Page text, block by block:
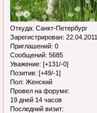
Откуда: Санкт-Петербург
Зарегистрирован: 22.04.2011
Приглашений: 0
Сообщений: 5685
Уважение: [+131/-0]
Позитив: [+49/-1]
Пол: Женский
Провел на форуме:
19 дней 14 часов
Последний визит: